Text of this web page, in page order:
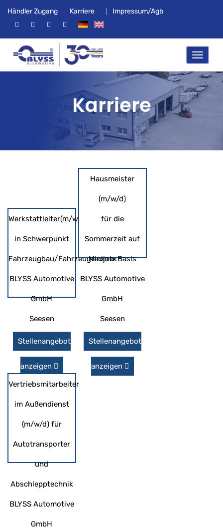
Händler Zugang Karriere Impressum/Agb
Karriere
Werkstattleiter(m/w/d)
in Schwerpunkt
Fahrzeugbau/Fahrzeugtechnik
BLYSS Automotive
GmbH
Seesen
Stellenangebot
anzeigen
Hausmeister
(m/w/d)
für die
Sommerzeit auf
Minijob-Basis
BLYSS Automotive
GmbH
Seesen
Stellenangebot
anzeigen
Vertriebsmitarbeiter
im Außendienst
(m/w/d) für
Autotransporter
und
Abschlepptechnik
BLYSS Automotive
GmbH